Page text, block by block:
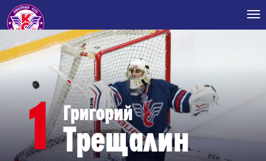
1 Григорий
Трещалин